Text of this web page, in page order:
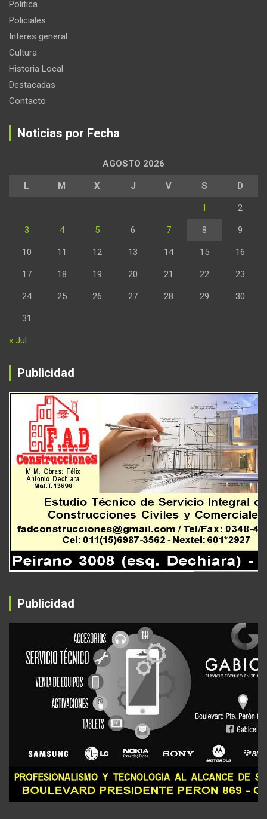
Politica
Policiales
Interes general
Cultura
Historia Local
Destacadas
Contacto
Noticias por Fecha
AGOSTO 2026
L M X J V S D
1 2
3 4 5 6 7 8 9
10 11 12 13 14 15 16
17 18 19 20 21 22 23
24 25 26 27 28 29 30
31
« Jul
Publicidad
Publicidad